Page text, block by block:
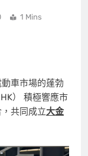
1 Mins
車市場的蓬勃
） 積極響應市
共同成立大金